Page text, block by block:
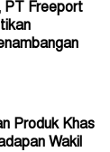
PT Freeport
Produk Khas
Wakil